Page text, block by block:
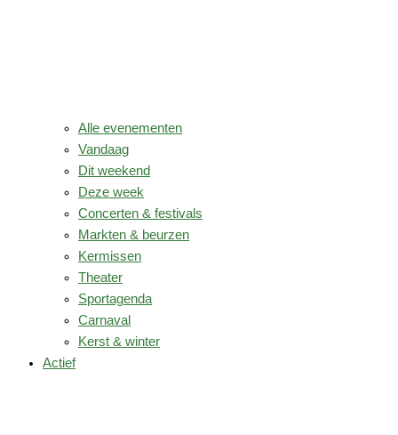
Alle evenementen
Vandaag
Dit weekend
Deze week
Concerten & festivals
Markten & beurzen
Kermissen
Theater
Sportagenda
Carnaval
Kerst & winter
Actief